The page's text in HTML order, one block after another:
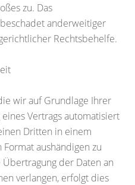
zu. Das
anderweitiger
Rechtsbehelfe.
wir auf Grundlage Ihrer
Vertrags automatisiert
Dritten in einem
aushändigen zu
der Daten an
verlangen, erfolgt dies